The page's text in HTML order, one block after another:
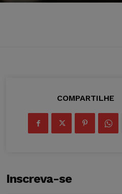
COMPARTILHE
Inscreva-se